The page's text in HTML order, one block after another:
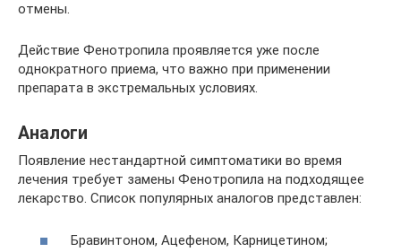
отмены.
Действие Фенотропила проявляется уже после
однократного приема, что важно при применении
препарата в экстремальных условиях.
Аналоги
Появление нестандартной симптоматики во время
лечения требует замены Фенотропила на подходящее
лекарство. Список популярных аналогов представлен:
Бравинтоном, Ацефеном, Карницетином;